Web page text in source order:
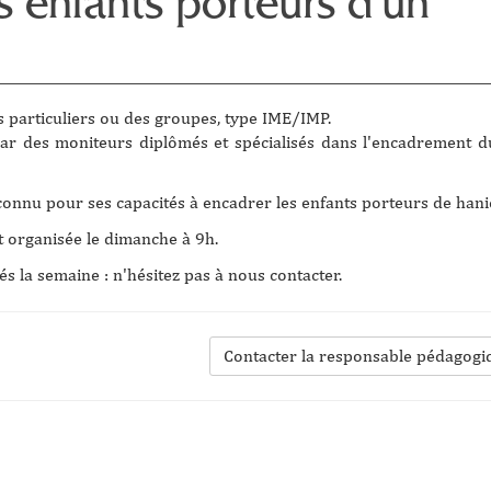
enfants porteurs d'un
ou des groupes, type IME/IMP.
des moniteurs diplômés et spécialisés dans l'encadrement
pour ses capacités à encadrer les enfants porteurs de
le dimanche à 9h.
la semaine : n'hésitez pas à nous contacter.
Contacter la responsable